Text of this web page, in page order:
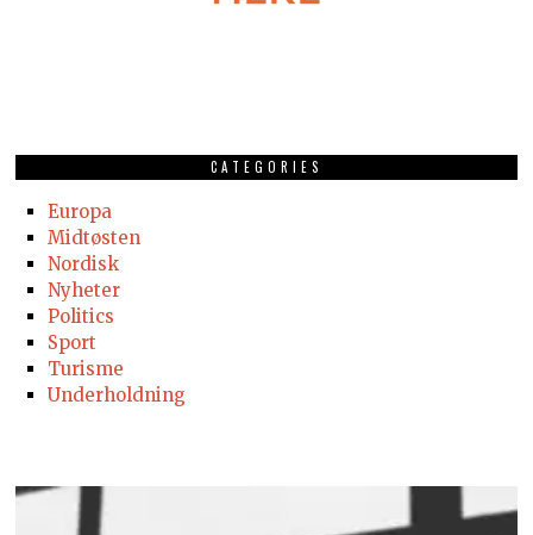
CATEGORIES
Europa
Midtøsten
Nordisk
Nyheter
Politics
Sport
Turisme
Underholdning